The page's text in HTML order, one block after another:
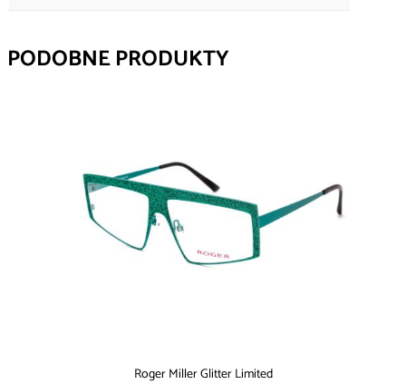
PODOBNE PRODUKTY
Roger Miller Glitter Limited